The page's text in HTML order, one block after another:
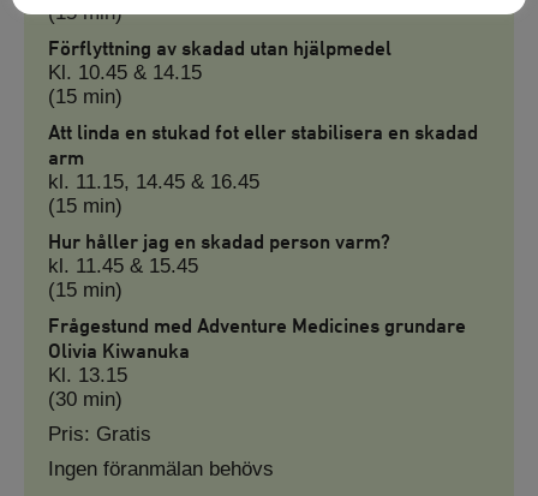
(15 min)
Förflyttning av skadad utan hjälpmedel
Kl. 10.45 & 14.15
(15 min)
Att linda en stukad fot eller stabilisera en skadad
arm
kl. 11.15, 14.45 & 16.45
(15 min)
Hur håller jag en skadad person varm?
kl. 11.45 & 15.45
(15 min)
Frågestund med Adventure Medicines grundare
Olivia Kiwanuka
Kl. 13.15
(30 min)
Pris: Gratis
Ingen föranmälan behövs